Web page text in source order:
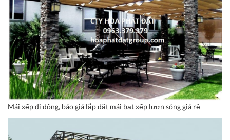
Mái xếp di động, báo giá lắp đặt mái bạt xếp lượn sóng giá rẻ